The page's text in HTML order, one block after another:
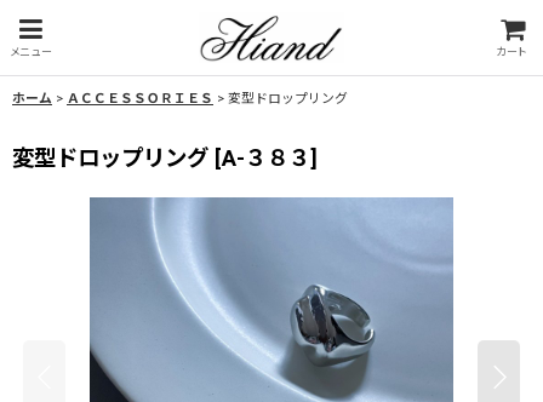
メニュー カート
ホーム > ＡＣＣＥＳＳＯＲＩＥＳ > 変型ドロップリング
変型ドロップリング [A-３８３]